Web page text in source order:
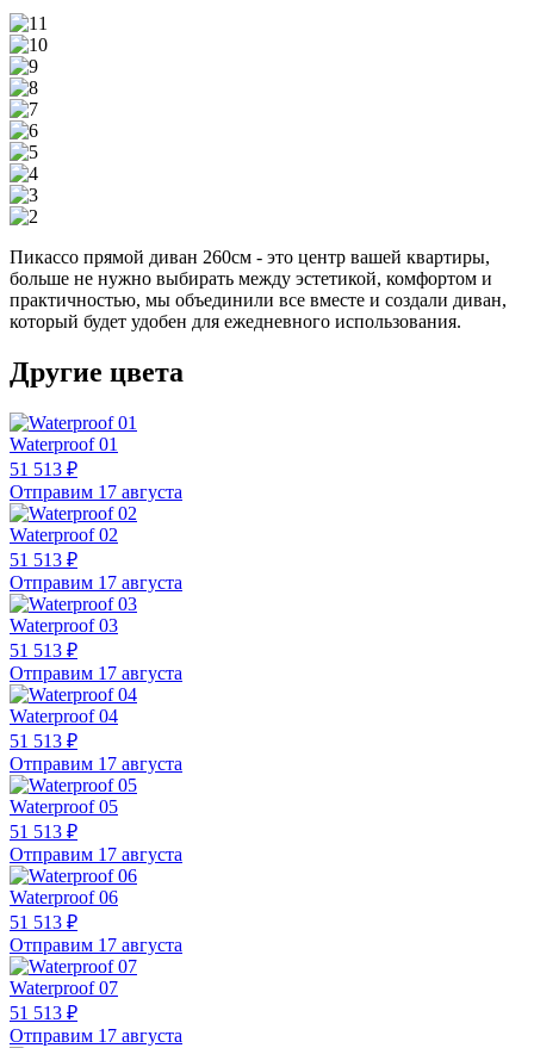
Пикассо прямой диван 260см - это центр вашей квартиры,
больше не нужно выбирать между эстетикой, комфортом и
практичностью, мы объединили все вместе и создали диван,
который будет удобен для ежедневного использования.
Другие цвета
Waterproof 01
51 513 ₽
Отправим 17 августа
Waterproof 02
51 513 ₽
Отправим 17 августа
Waterproof 03
51 513 ₽
Отправим 17 августа
Waterproof 04
51 513 ₽
Отправим 17 августа
Waterproof 05
51 513 ₽
Отправим 17 августа
Waterproof 06
51 513 ₽
Отправим 17 августа
Waterproof 07
51 513 ₽
Отправим 17 августа